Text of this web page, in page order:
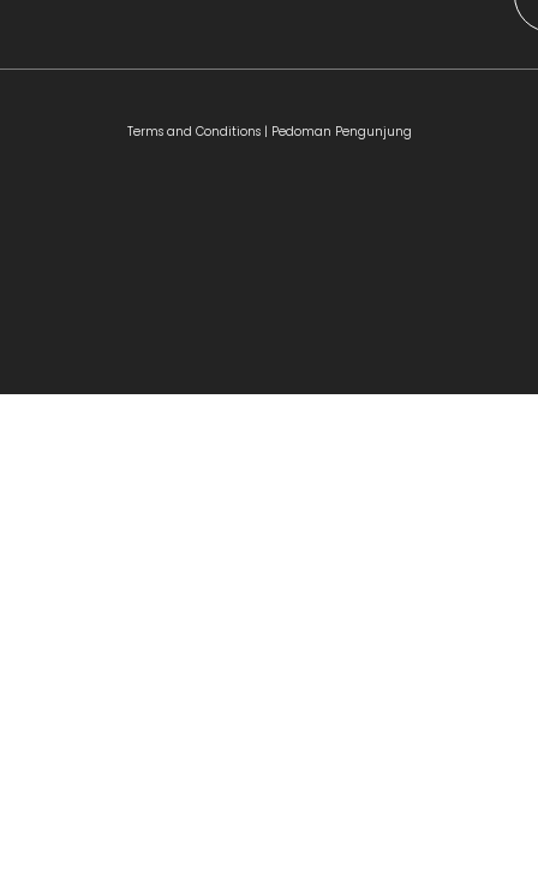
Terms and Conditions | Pedoman Pengunjung